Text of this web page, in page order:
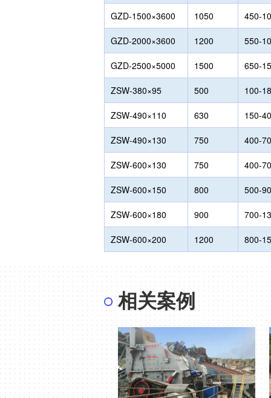
GZD-1500×3600 1050 450-
GZD-2000×3600 1200 550-
GZD-2500×5000 1500 650-
ZSW-380×95 500 100-
ZSW-490×110 630 150-
ZSW-490×130 750 400-
ZSW-600×130 750 400-
ZSW-600×150 800 500-
ZSW-600×180 900 700-
ZSW-600×200 1200 800-
相关案例